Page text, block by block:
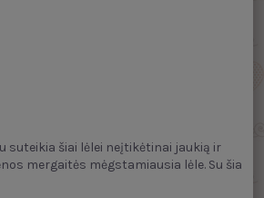
suteikia šiai lėlei neįtikėtinai jaukią ir
mergaitės mėgstamiausia lėle. Su šia